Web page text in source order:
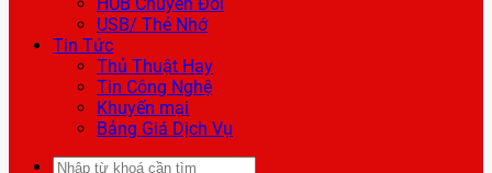
USB/ Thẻ Nhớ
Tin Tức
Thủ Thuật Hay
Tin Công Nghệ
Khuyến mại
Bảng Giá Dịch Vụ
Tìm